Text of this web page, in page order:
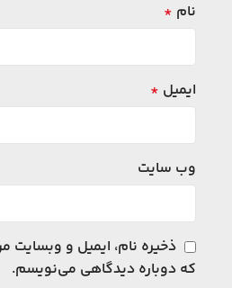
نام *
ایمیل *
وب‌ سایت
ذخیره نام، ایمیل و وبسایت
که دوباره دیدگاهی می‌نویسم.